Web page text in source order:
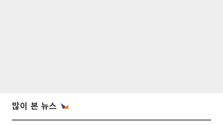
많이 본 뉴스